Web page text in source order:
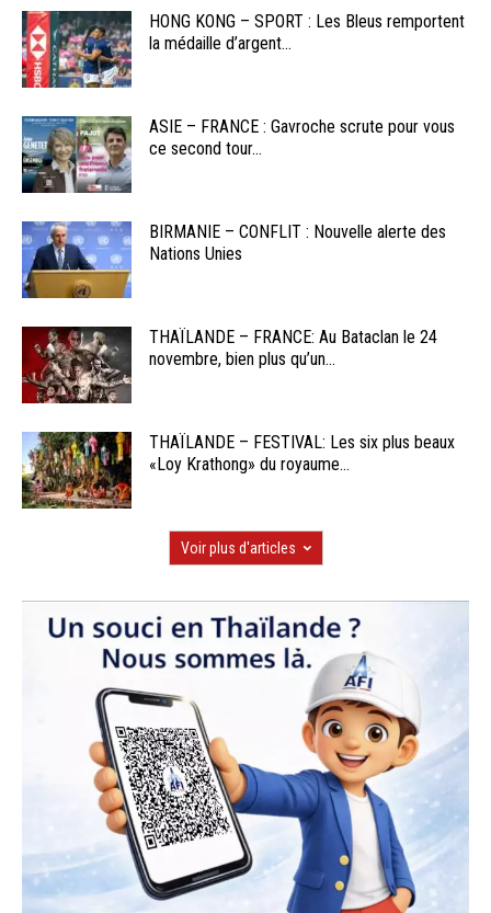
HONG KONG – SPORT : Les Bleus remportent
la médaille d’argent...
ASIE – FRANCE : Gavroche scrute pour vous
ce second tour...
BIRMANIE – CONFLIT : Nouvelle alerte des
Nations Unies
THAÏLANDE – FRANCE: Au Bataclan le 24
novembre, bien plus qu’un...
THAÏLANDE – FESTIVAL: Les six plus beaux
«Loy Krathong» du royaume...
Voir plus d'articles